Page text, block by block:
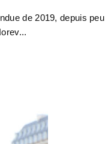
de 2019, depuis peu